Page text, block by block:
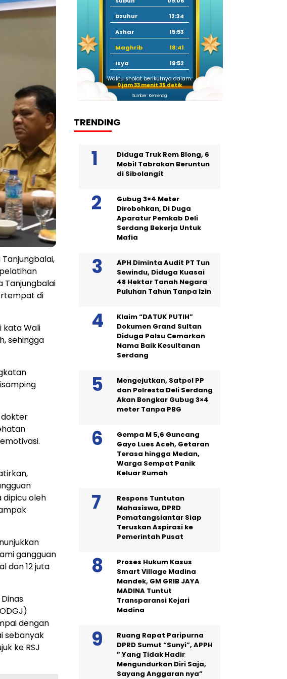
Tanjungbalai
di
kata Wali
sehingga
dokter
dipicu oleh
gangguan
dan 12 juta
dengan
sebanyak
ke RSJ
Dzuhur
12:34
Ashar
15:53
Maghrib
18:41
Isya
19:52
Waktu sholat berikutnya dalam:
0 jam 33 menit 34 detik
Sumber: Kemenag
TRENDING
Diduga Truk Rem Blong, 6
Mobil Tabrakan Beruntun
di Sibolangit
Gubug 3×4 Meter
Dirobohkan, Di Duga
Aparatur Pemkab Deli
Serdang Bekerja Untuk
Mafia
APH Diminta Audit PT Tun
Sewindu, Diduga Kuasai
48 Hektar Tanah Negara
Puluhan Tahun Tanpa Izin
Klaim “DATUK PUTIH”
Dokumen Grand Sultan
Diduga Palsu Cemarkan
Nama Baik Kesultanan
Serdang
Mengejutkan, Satpol PP
dan Polresta Deli Serdang
Akan Bongkar Gubug 3×4
meter Tanpa PBG
Gempa M 5,6 Guncang
Gayo Lues Aceh, Getaran
Terasa hingga Medan,
Warga Sempat Panik
Keluar Rumah
Respons Tuntutan
Mahasiswa, DPRD
Pematangsiantar Siap
Teruskan Aspirasi ke
Pemerintah Pusat
Proses Hukum Kasus
Smart Village Madina
Mandek, GM GRIB JAYA
MADINA Tuntut
Transparansi Kejari
Madina
Ruang Rapat Paripurna
DPRD Sumut “Sunyi”, APPH
” Yang Tidak Hadir
Mengundurkan Diri Saja,
Sayang Anggaran nya”